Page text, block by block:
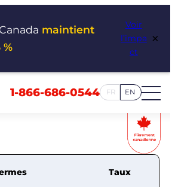
maintient
%
Voir
l’impa
ct
×
1-866-686-0544 FR EN
Taux